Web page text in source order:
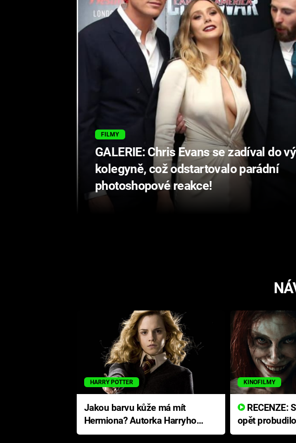
FILMY
GALERIE: Chris Evans se zadíval do
kolegyně, což odstartovalo parádní
photoshopové reakce!
HARRY POTTER
Jakou barvu kůže má mít
Hermiona? Autorka Harryho
Pottera přišla s ráznou
KINOFILMY
RECENZE: Smrtelné zlo se
opět
přichází s